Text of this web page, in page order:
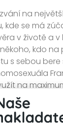
na
kde se má
v životě a v
kdo na
s sebou
na
vrátit se do
debata
začít nanovo.